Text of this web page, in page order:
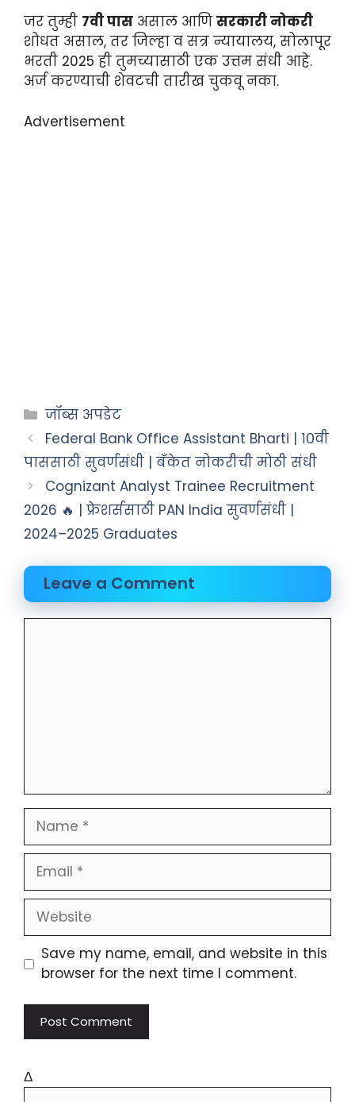
जर तुम्ही 7वी पास असाल आणि सरकारी नोकरी
शोधत असाल, तर जिल्हा व सत्र न्यायालय, सोलापूर
भरती 2025 ही तुमच्यासाठी एक उत्तम संधी आहे.
अर्ज करण्याची शेवटची तारीख चुकवू नका.
Advertisement
जॉब्स अपडेट
Federal Bank Office Assistant Bharti | १०वी
पाससाठी सुवर्णसंधी | बँकेत नोकरीची मोठी संधी
Cognizant Analyst Trainee Recruitment
2026 🔥 | फ्रेशर्ससाठी PAN India सुवर्णसंधी |
2024–2025 Graduates
Leave a Comment
Save my name, email, and website in this
browser for the next time I comment.
Δ